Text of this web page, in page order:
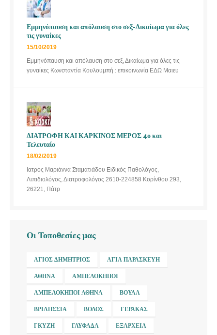
Εμμηνόπαυση και απόλαυση στο σεξ-Δικαίωμα για όλες
τις γυναίκες
15/10/2019
Εμμηνόπαυση και απόλαυση στο σεξ, Δικαίωμα για όλες τις
γυναίκες Κωνσταντία Κουλουμπή : επικοινωνία ΕΔΩ Μαιευ
ΔΙΑΤΡΟΦΗ ΚΑΙ ΚΑΡΚΙΝΟΣ ΜΕΡΟΣ 4ο και
Τελευταίο
18/02/2019
Ιατρός Μαριάννα Σταματιάδου Ειδικός Παθολόγος,
Λιπιδιολόγος, Διατροφολόγος 2610-224858 Κορίνθου 293,
26221, Πάτρ
Οι Τοποθεσίες μας
ΆΓΙΟΣ ΔΗΜΉΤΡΙΟΣ ΑΓΊΑ ΠΑΡΑΣΚΕΥΉ
ΑΘΉΝΑ ΑΜΠΕΛΌΚΗΠΟΙ
ΑΜΠΕΛΌΚΗΠΟΙ ΑΘΉΝΑ ΒΟΎΛΑ
ΒΡΙΛΉΣΣΙΑ ΒΌΛΟΣ ΓΈΡΑΚΑΣ
ΓΚΎΖΗ ΓΛΥΦΆΔΑ ΕΞΆΡΧΕΙΑ